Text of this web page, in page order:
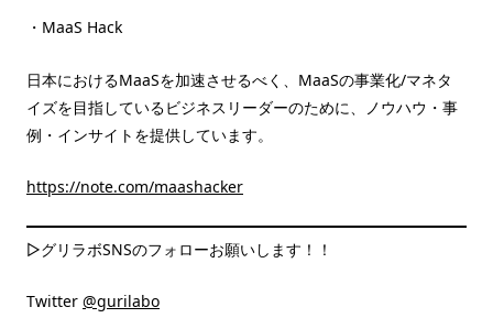
・MaaS Hack
日本におけるMaaSを加速させるべく、MaaSの事業化/マネタ
イズを目指しているビジネスリーダーのために、ノウハウ・事
例・インサイトを提供しています。
https://note.com/maashacker
▷グリラボSNSのフォローお願いします！！
Twitter @gurilabo